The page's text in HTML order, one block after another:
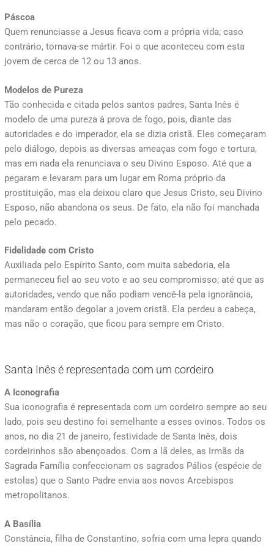
Páscoa
Quem renunciasse a Jesus ficava com a própria vida; caso
contrário, tornava-se mártir. Foi o que aconteceu com esta
jovem de cerca de 12 ou 13 anos.
Modelos de Pureza
Tão conhecida e citada pelos santos padres, Santa Inês é
modelo de uma pureza à prova de fogo, pois, diante das
autoridades e do imperador, ela se dizia cristã. Eles começaram
pelo diálogo, depois as diversas ameaças com fogo e tortura,
mas em nada ela renunciava o seu Divino Esposo. Até que a
pegaram e levaram para um lugar em Roma próprio da
prostituição, mas ela deixou claro que Jesus Cristo, seu Divino
Esposo, não abandona os seus. De fato, ela não foi manchada
pelo pecado.
Fidelidade com Cristo
Auxiliada pelo Espírito Santo, com muita sabedoria, ela
permaneceu fiel ao seu voto e ao seu compromisso; até que as
autoridades, vendo que não podiam vencê-la pela ignorância,
mandaram então degolar a jovem cristã. Ela perdeu a cabeça,
mas não o coração, que ficou para sempre em Cristo.
Santa Inês é representada com um cordeiro
A Iconografia
Sua iconografia é representada com um cordeiro sempre ao seu
lado, pois seu destino foi semelhante a esses ovinos. Todos os
anos, no dia 21 de janeiro, festividade de Santa Inês, dois
cordeirinhos são abençoados. Com a lã deles, as Irmãs da
Sagrada Família confeccionam os sagrados Pálios (espécie de
estolas) que o Santo Padre envia aos novos Arcebispos
metropolitanos.
A Basília
Constância, filha de Constantino, sofria com uma lepra quando